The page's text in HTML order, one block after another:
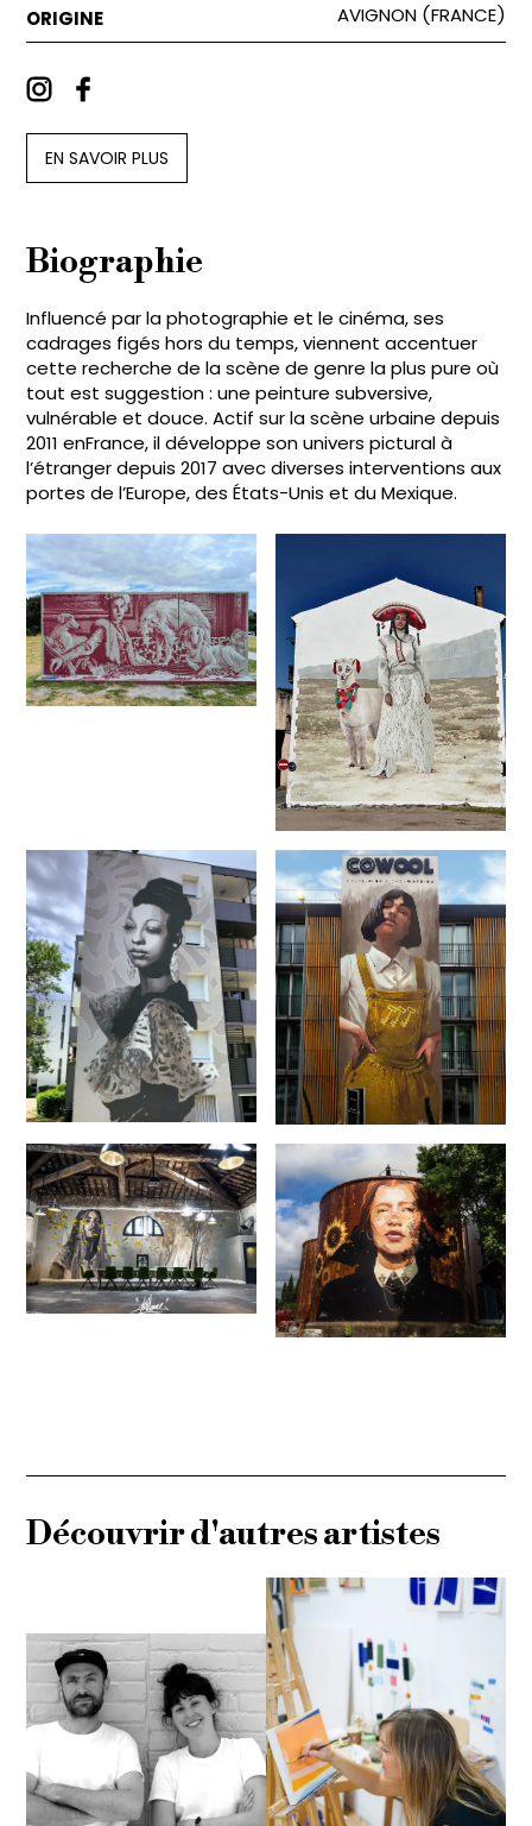
ORIGINE AVIGNON (FRANCE)
EN SAVOIR PLUS
Biographie
Influencé par la photographie et le cinéma, ses
cadrages figés hors du temps, viennent accentuer
cette recherche de la scène de genre la plus pure où
tout est suggestion : une peinture subversive,
vulnérable et douce. Actif sur la scène urbaine depuis
2011 enFrance, il développe son univers pictural à
l’étranger depuis 2017 avec diverses interventions aux
portes de l’Europe, des États-Unis et du Mexique.
Découvrir d'autres artistes